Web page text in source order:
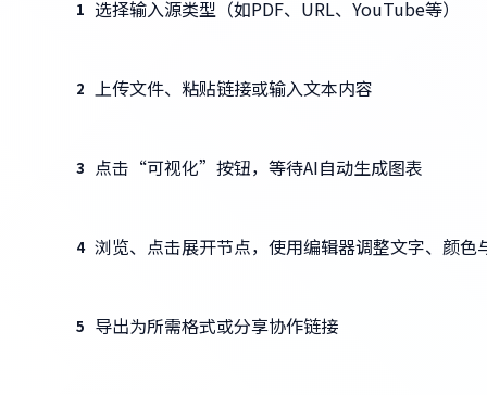
1 选择输入源类型（如PDF、URL、YouTube等）
2 上传文件、粘贴链接或输入文本内容
3 点击“可视化”按钮，等待AI自动生成图表
4 浏览、点击展开节点，使用编辑器调整文字、颜色
5 导出为所需格式或分享协作链接